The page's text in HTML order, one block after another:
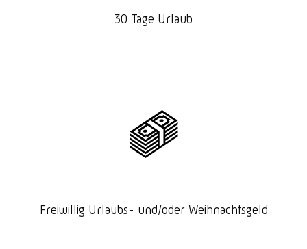
30 Tage Urlaub
Freiwillig Urlaubs- und/oder Weihnachtsgeld